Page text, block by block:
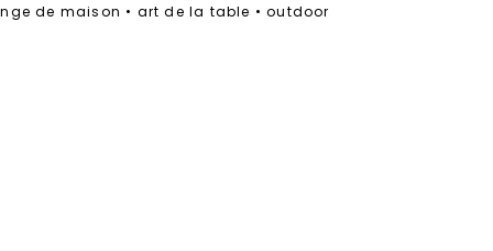
de maison • art de la table • outdoor